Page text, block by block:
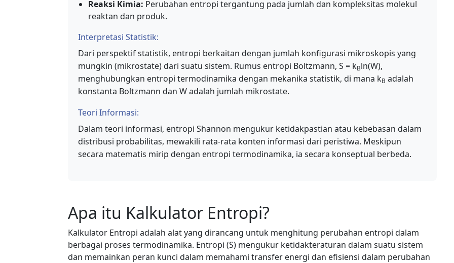
Reaksi Kimia: Perubahan entropi tergantung pada jumlah dan kompleksitas molekul
reaktan dan produk.
Interpretasi Statistik:
Dari perspektif statistik, entropi berkaitan dengan jumlah konfigurasi mikroskopis yang
mungkin (mikrostate) dari suatu sistem. Rumus entropi Boltzmann, S = kBln(W),
menghubungkan entropi termodinamika dengan mekanika statistik, di mana kB adalah
konstanta Boltzmann dan W adalah jumlah mikrostate.
Teori Informasi:
Dalam teori informasi, entropi Shannon mengukur ketidakpastian atau kebebasan dalam
distribusi probabilitas, mewakili rata-rata konten informasi dari peristiwa. Meskipun
secara matematis mirip dengan entropi termodinamika, ia secara konseptual berbeda.
Apa itu Kalkulator Entropi?
Kalkulator Entropi adalah alat yang dirancang untuk menghitung perubahan entropi dalam
berbagai proses termodinamika. Entropi (S) mengukur ketidakteraturan dalam suatu sistem
dan memainkan peran kunci dalam memahami transfer energi dan efisiensi dalam perubahan